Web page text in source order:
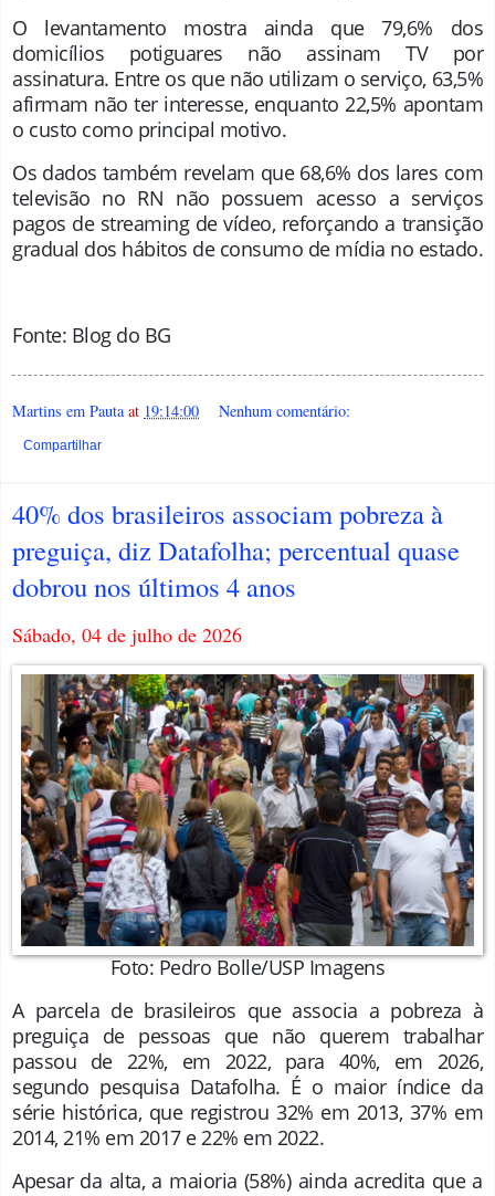
O levantamento mostra ainda que 79,6% dos
domicílios potiguares não assinam TV por
assinatura. Entre os que não utilizam o serviço, 63,5%
afirmam não ter interesse, enquanto 22,5% apontam
o custo como principal motivo.
Os dados também revelam que 68,6% dos lares com
televisão no RN não possuem acesso a serviços
pagos de streaming de vídeo, reforçando a transição
gradual dos hábitos de consumo de mídia no estado.
Fonte: Blog do BG
Martins em Pauta at 19:14:00 Nenhum comentário:
Compartilhar
40% dos brasileiros associam pobreza à
preguiça, diz Datafolha; percentual quase
dobrou nos últimos 4 anos
Sábado, 04 de julho de 2026
Foto: Pedro Bolle/USP Imagens
A parcela de brasileiros que associa a pobreza à
preguiça de pessoas que não querem trabalhar
passou de 22%, em 2022, para 40%, em 2026,
segundo pesquisa Datafolha. É o maior índice da
série histórica, que registrou 32% em 2013, 37% em
2014, 21% em 2017 e 22% em 2022.
Apesar da alta, a maioria (58%) ainda acredita que a